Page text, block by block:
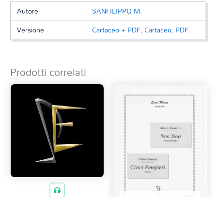
Autore
SANFILIPPO M.
Versione
Cartaceo + PDF,Cartaceo, PDF
Prodotti correlati